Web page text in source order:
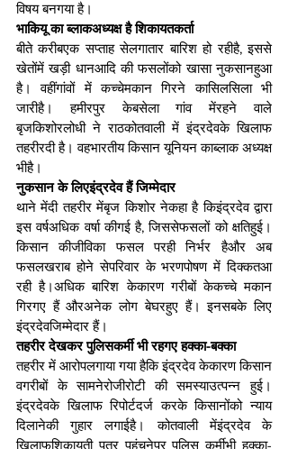
विषय बनगया है।
भाकियू का ब्लाकअध्यक्ष है शिकायतकर्ता
बीते करीबएक सप्ताह सेलगातार बारिश हो रहीहै, इससे
खेतोंमें खड़ी धानआदि की फसलोंको खासा नुकसानहुआ
है। वहींगांवों में कच्चेमकान गिरने कासिलसिला भी
जारीहै। हमीरपुर केबसेला गांव मेंरहने वाले
बृजकिशोरलोधी ने राठकोतवाली में इंद्रदेवके खिलाफ
तहरीरदी है। वहभारतीय किसान यूनियन काब्लाक अध्यक्ष
भीहै।
नुकसान के लिएइंद्रदेव हैं जिम्मेदार
थाने मेंदी तहरीर मेंबृज किशोर नेकहा है किइंद्रदेव द्वारा
इस वर्षअधिक वर्षा कीगई है, जिससेफसलों को क्षतिहुई।
किसान कीजीविका फसल परही निर्भर हैऔर अब
फसलखराब होने सेपरिवार के भरणपोषण में दिक्कतआ
रही है।अधिक बारिश केकारण गरीबों केकच्चे मकान
गिरगए हैं औरअनेक लोग बेघरहुए हैं। इनसबके लिए
इंद्रदेवजिम्मेदार हैं।
तहरीर देखकर पुलिसकर्मी भी रहगए हक्का-बक्का
तहरीर में आरोपलगाया गया हैकि इंद्रदेव केकारण किसान
वगरीबों के सामनेरोजीरोटी की समस्याउत्पन्न हुई।
इंद्रदेवके खिलाफ रिपोर्टदर्ज करके किसानोंको न्याय
दिलानेकी गुहार लगाईहै। कोतवाली मेंइंद्रदेव के
खिलाफशिकायती पत्र पहुंचनेपर पुलिस कर्मीभी हक्का-